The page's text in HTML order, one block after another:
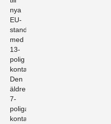
nya
EU-
standarden
med
13-
polig
kontakt.
Den
äldre
7-
poliga
kontakten